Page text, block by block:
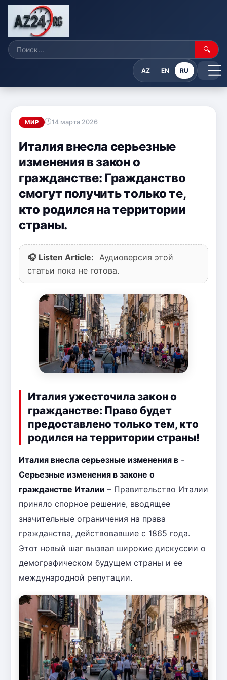
🔍
AZ EN RU
МИР 14 марта 2026
Италия внесла серьезные
изменения в закон о
гражданстве: Гражданство
смогут получить только те,
кто родился на территории
страны.
🎧 Listen Article:
Аудиоверсия этой
статьи пока не готова.
Италия ужесточила закон о
гражданстве: Право будет
предоставлено только тем, кто
родился на территории страны!
Италия внесла серьезные изменения в -
Серьезные изменения в законе о
гражданстве Италии – Правительство Италии
приняло спорное решение, вводящее
значительные ограничения на права
гражданства, действовавшие с 1865 года.
Этот новый шаг вызвал широкие дискуссии о
демографическом будущем страны и ее
международной репутации.